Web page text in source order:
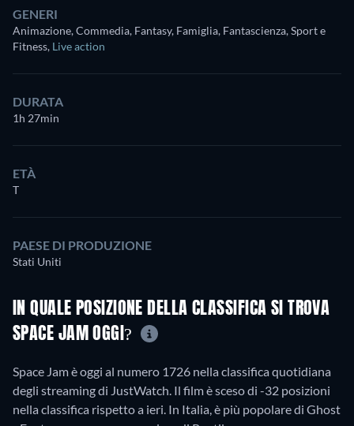
GENERI
Animazione, Commedia, Fantasy, Famiglia, Fantascienza, Sport e
Fitness, Live action
DURATA
1h 27min
ETÀ
T
PAESE DI PRODUZIONE
Stati Uniti
IN QUALE POSIZIONE DELLA CLASSIFICA SI TROVA
SPACE JAM OGGI?
Space Jam è oggi al numero 1726 nella classifica quotidiana
degli streaming di JustWatch. Il film è sceso di -32 posizioni
nella classifica rispetto a ieri. In Italia, è più popolare di Ghost